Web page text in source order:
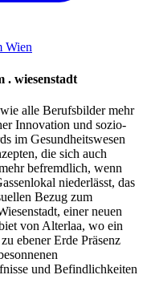
Wien
. wiesenstadt
alle Berufsbilder mehr
Innovation und sozio-
im Gesundheitswesen
die sich auch
befremdlich, wenn
niederlässt, das
Bezug zum
einer neuen
von Alterlaa, wo ein
ebener Erde Präsenz
und Befindlichkeiten